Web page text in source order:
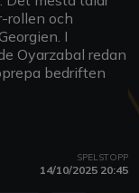
rollen och
I
Oyarzabal redan
bedriften
SPELSTOPP
14/10/2025 20:45